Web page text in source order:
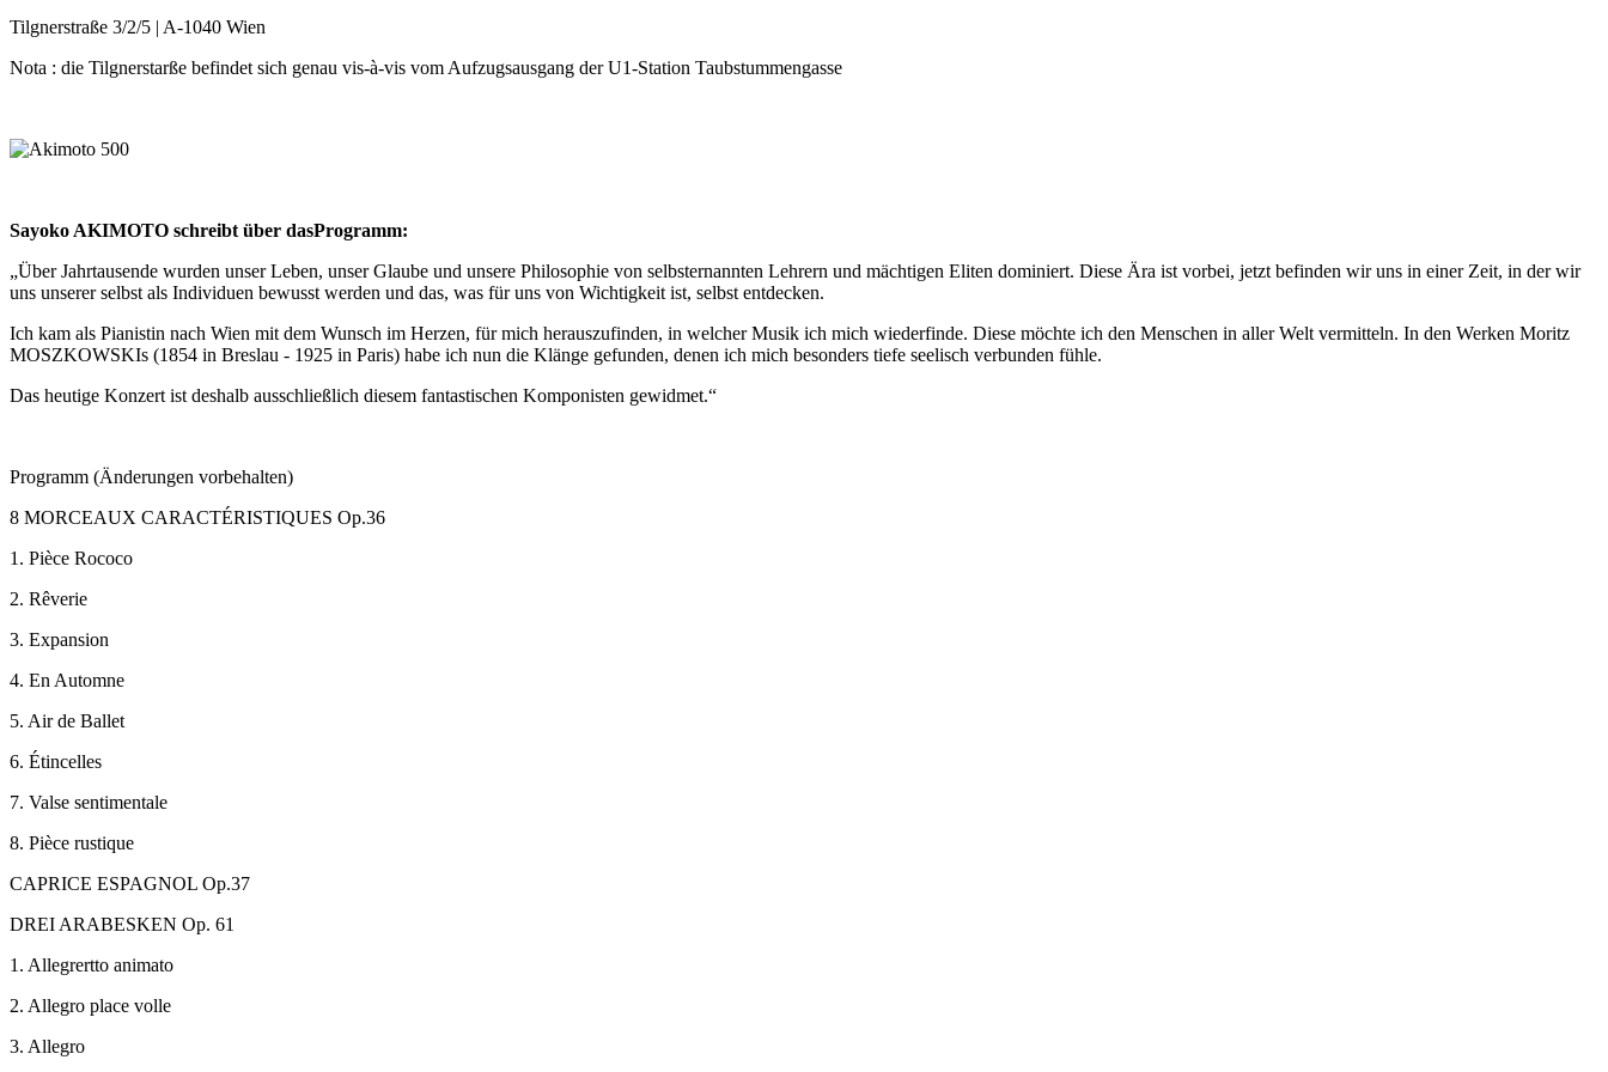
Tilgnerstraße 3/2/5 | A-1040 Wien
Nota : die Tilgnerstarße befindet sich genau vis-à-vis vom Aufzugsausgang der U1-Station Taubstummengasse
Sayoko AKIMOTO schreibt über dasProgramm:
„Über Jahrtausende wurden unser Leben, unser Glaube und unsere Philosophie von selbsternannten Lehrern und mächtigen Eliten dominiert. Diese Ära ist vorbei, jetzt befinden wir uns in einer Zeit, in der wir
uns unserer selbst als Individuen bewusst werden und das, was für uns von Wichtigkeit ist, selbst entdecken.
Ich kam als Pianistin nach Wien mit dem Wunsch im Herzen, für mich herauszufinden, in welcher Musik ich mich wiederfinde. Diese möchte ich den Menschen in aller Welt vermitteln. In den Werken Moritz
MOSZKOWSKIs (1854 in Breslau - 1925 in Paris) habe ich nun die Klänge gefunden, denen ich mich besonders tiefe seelisch verbunden fühle.
Das heutige Konzert ist deshalb ausschließlich diesem fantastischen Komponisten gewidmet.“
Programm (Änderungen vorbehalten)
8 MORCEAUX CARACTÉRISTIQUES Op.36
1. Pièce Rococo
2. Rêverie
3. Expansion
4. En Automne
5. Air de Ballet
6. Étincelles
7. Valse sentimentale
8. Pièce rustique
CAPRICE ESPAGNOL Op.37
DREI ARABESKEN Op. 61
1. Allegrertto animato
2. Allegro place volle
3. Allegro